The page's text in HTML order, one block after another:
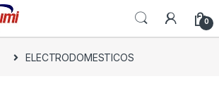
0
ELECTRODOMESTICOS